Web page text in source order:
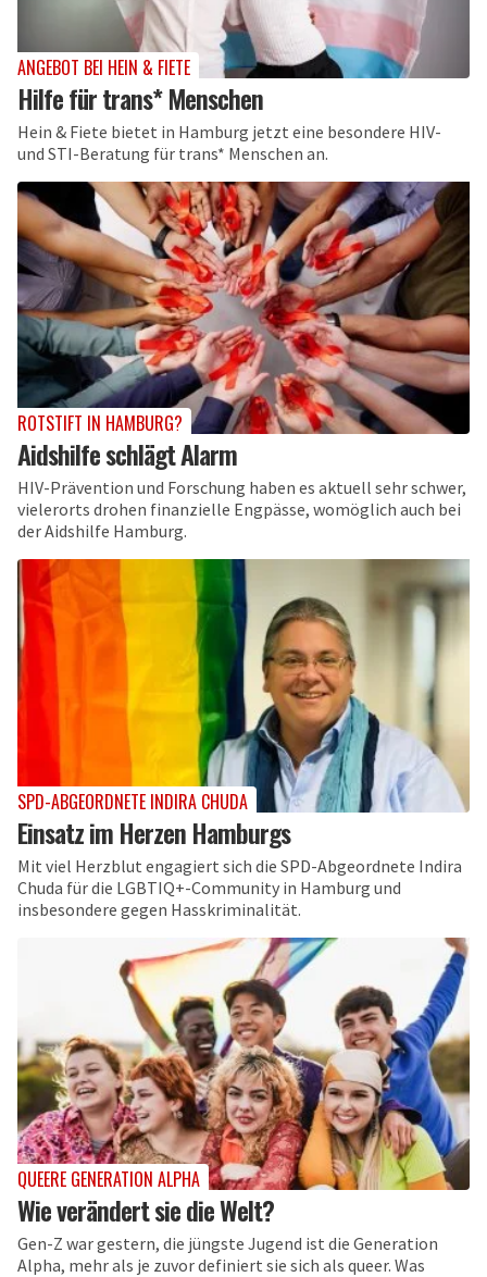
ANGEBOT BEI HEIN & FIETE
Hilfe für trans* Menschen
Hein & Fiete bietet in Hamburg jetzt eine besondere HIV-
und STI-Beratung für trans* Menschen an.
ROTSTIFT IN HAMBURG?
Aidshilfe schlägt Alarm
HIV-Prävention und Forschung haben es aktuell sehr schwer,
vielerorts drohen finanzielle Engpässe, womöglich auch bei
der Aidshilfe Hamburg.
SPD-ABGEORDNETE INDIRA CHUDA
Einsatz im Herzen Hamburgs
Mit viel Herzblut engagiert sich die SPD-Abgeordnete Indira
Chuda für die LGBTIQ+-Community in Hamburg und
insbesondere gegen Hasskriminalität.
QUEERE GENERATION ALPHA
Wie verändert sie die Welt?
Gen-Z war gestern, die jüngste Jugend ist die Generation
Alpha, mehr als je zuvor definiert sie sich als queer. Was